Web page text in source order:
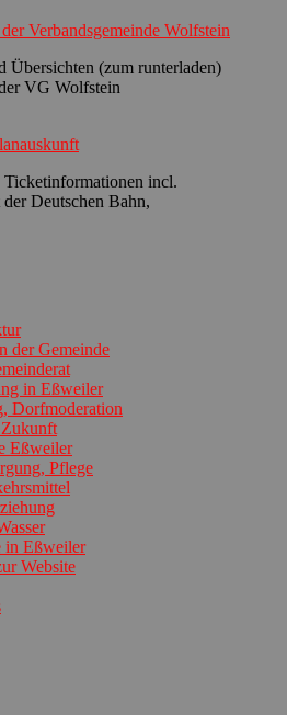
Verbandsgemeinde Wolfstein
Übersichten (zum runterladen)
VG Wolfstein
incl.
Deutschen Bahn,
der Gemeinde
in Eßweiler
Dorfmoderation
Eßweiler
Pflege
in Eßweiler
Website